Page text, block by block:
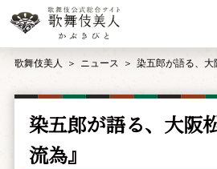
歌舞伎美人 ニュース 染五郎が語る、大
染五郎が語る、大阪
流為』